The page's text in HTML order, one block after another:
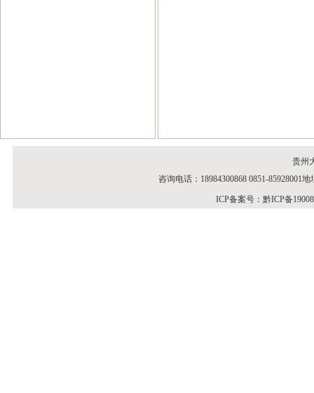
贵州
咨询电话：18984300868 0851-85928001
ICP备案号： 黔ICP备